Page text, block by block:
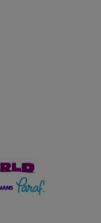
Ödeme